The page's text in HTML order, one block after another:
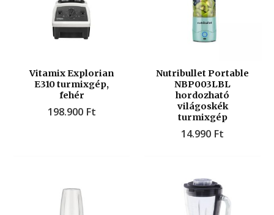
Vitamix Explorian
E310 turmixgép,
fehér
198.900 Ft
Nutribullet Portable
NBP003LBL
hordozható
világoskék
turmixgép
14.990 Ft